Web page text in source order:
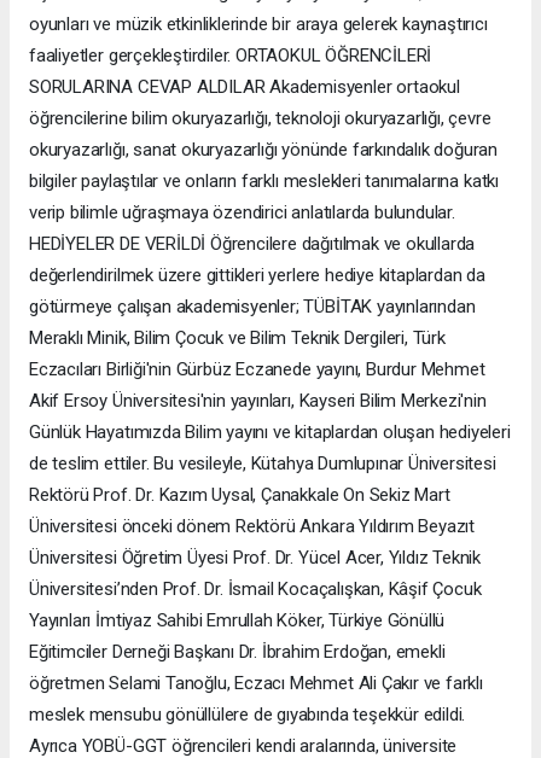
oyunları ve müzik etkinliklerinde bir araya gelerek kaynaştırıcı
faaliyetler gerçekleştirdiler. ORTAOKUL ÖĞRENCİLERİ
SORULARINA CEVAP ALDILAR Akademisyenler ortaokul
öğrencilerine bilim okuryazarlığı, teknoloji okuryazarlığı, çevre
okuryazarlığı, sanat okuryazarlığı yönünde farkındalık doğuran
bilgiler paylaştılar ve onların farklı meslekleri tanımalarına katkı
verip bilimle uğraşmaya özendirici anlatılarda bulundular.
HEDİYELER DE VERİLDİ Öğrencilere dağıtılmak ve okullarda
değerlendirilmek üzere gittikleri yerlere hediye kitaplardan da
götürmeye çalışan akademisyenler; TÜBİTAK yayınlarından
Meraklı Minik, Bilim Çocuk ve Bilim Teknik Dergileri, Türk
Eczacıları Birliği'nin Gürbüz Eczanede yayını, Burdur Mehmet
Akif Ersoy Üniversitesi'nin yayınları, Kayseri Bilim Merkezi'nin
Günlük Hayatımızda Bilim yayını ve kitaplardan oluşan hediyeleri
de teslim ettiler. Bu vesileyle, Kütahya Dumlupınar Üniversitesi
Rektörü Prof. Dr. Kazım Uysal, Çanakkale On Sekiz Mart
Üniversitesi önceki dönem Rektörü Ankara Yıldırım Beyazıt
Üniversitesi Öğretim Üyesi Prof. Dr. Yücel Acer, Yıldız Teknik
Üniversitesi’nden Prof. Dr. İsmail Kocaçalışkan, Kâşif Çocuk
Yayınları İmtiyaz Sahibi Emrullah Köker, Türkiye Gönüllü
Eğitimciler Derneği Başkanı Dr. İbrahim Erdoğan, emekli
öğretmen Selami Tanoğlu, Eczacı Mehmet Ali Çakır ve farklı
meslek mensubu gönüllülere de gıyabında teşekkür edildi.
Ayrıca YOBÜ-GGT öğrencileri kendi aralarında, üniversite